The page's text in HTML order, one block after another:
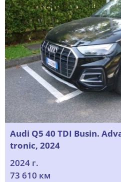
Audi Q5 40 TDI Busin.
tronic, 2024
2024 г.
73 610 км